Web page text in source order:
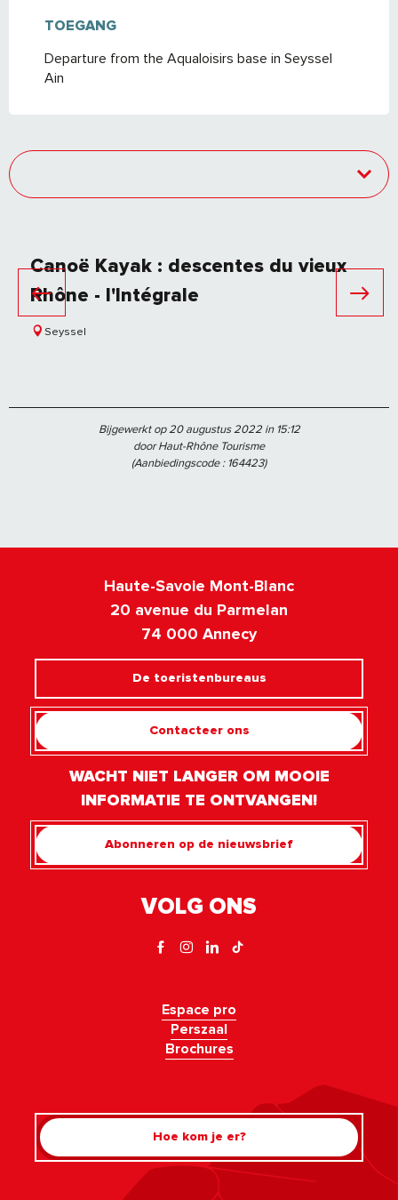
TOEGANG
TOEGANG
Departure from the Aqualoisirs base in Seyssel
Ain
Canoë Kayak : descentes du vieux
Rhône - l'Intégrale
Seyssel
Bijgewerkt op 20 augustus 2022 in 15:12
door Haut-Rhône Tourisme
(Aanbiedingscode : 164423)
Haute-Savoie Mont-Blanc
20 avenue du Parmelan
74 000 Annecy
De toeristenbureaus
Contacteer ons
WACHT NIET LANGER OM MOOIE
INFORMATIE TE ONTVANGEN!
Abonneren op de nieuwsbrief
VOLG ONS
Espace pro
Perszaal
Brochures
Hoe kom je er?